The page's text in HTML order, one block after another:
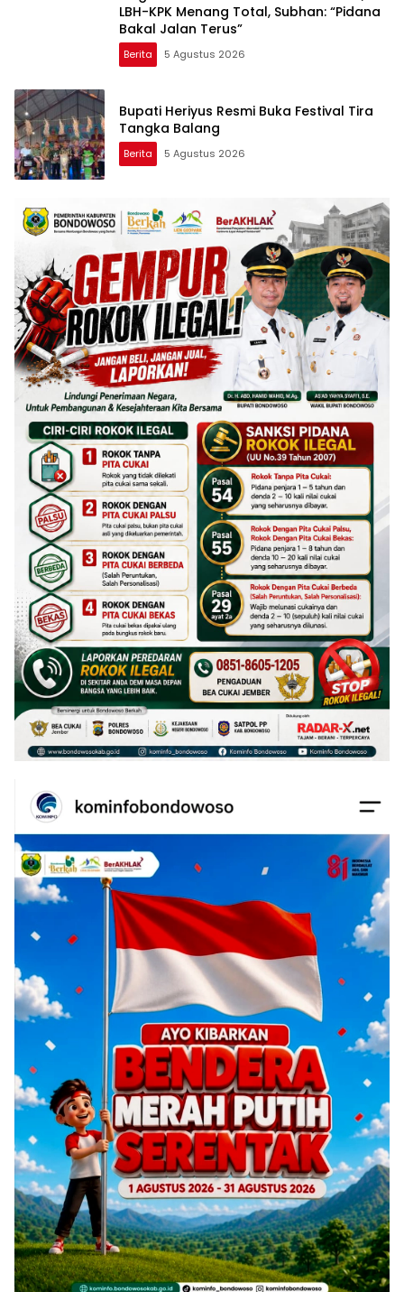
LBH-KPK Menang Total, Subhan: “Pidana
Bakal Jalan Terus”
Berita 5 Agustus 2026
Bupati Heriyus Resmi Buka Festival Tira
Tangka Balang
Berita 5 Agustus 2026